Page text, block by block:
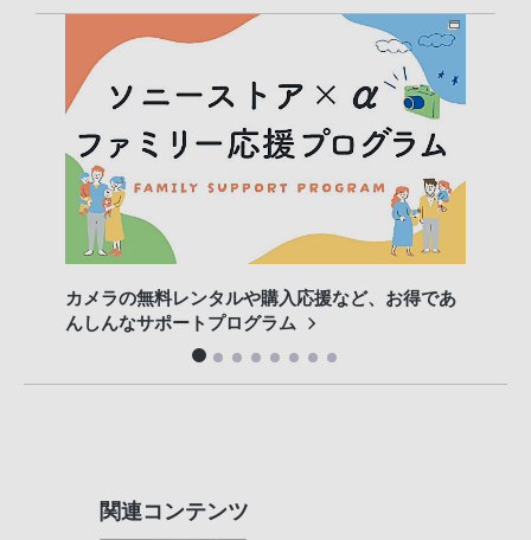
カメラの無料レンタルや購入応援など、お得であ
んしんなサポートプログラム
関連コンテンツ